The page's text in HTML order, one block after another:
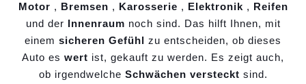
Motor , Bremsen , Karosserie , Elektronik , Reifen
und der Innenraum noch sind. Das hilft Ihnen, mit
einem sicheren Gefühl zu entscheiden, ob dieses
Auto es wert ist, gekauft zu werden. Es zeigt auch,
ob irgendwelche Schwächen versteckt sind.